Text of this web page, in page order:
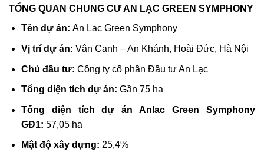
TỔNG QUAN CHUNG CƯ AN LẠC GREEN SYMPHONY
Tên dự án: An Lạc Green Symphony
Vị trí dự án: Vân Canh – An Khánh, Hoài Đức, Hà Nội
Chủ đầu tư: Công ty cổ phần Đầu tư An Lạc
Tổng diện tích dự án: Gần 75 ha
Tổng diện tích dự án Anlac Green Symphony
GĐ1: 57,05 ha
Mật độ xây dựng: 25,4%